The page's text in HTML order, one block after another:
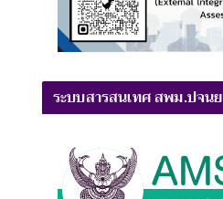
ระบบสารสนเทศ สพม.ปจนย